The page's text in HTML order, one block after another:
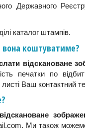
Державного
каталог штампів.
вона коштуватиме?
відскановане
печатки по
листі Ваш контактний
Ми також